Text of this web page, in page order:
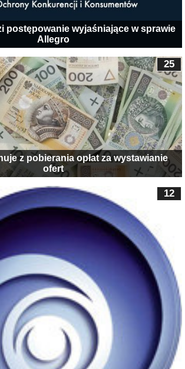
postępowanie wyjaśniające w sprawie
Allegro
z pobierania opłat za wystawianie
ofert
25
12